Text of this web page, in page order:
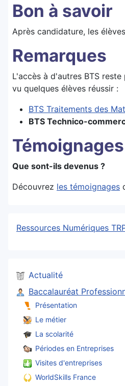
Bon à savoir
Après candidature, les
Remarques
L'accès à d'autres BTS
vu quelques élèves réussir :
BTS Traitements des
BTS Technico-
Témoignages
Que sont-ils devenus ?
Découvrez les témoignages
Ressources Numériques
Actualité
Baccalauréat
Présentation
Le métier
La scolarité
Périodes en Entreprises
Visites d'entreprises
WorldSkills France